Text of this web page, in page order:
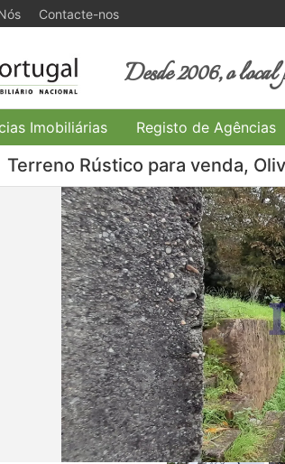
Contacte-nos
Desde 2006, o
Imobiliárias Registo de Agências
Terreno Rústico para venda,